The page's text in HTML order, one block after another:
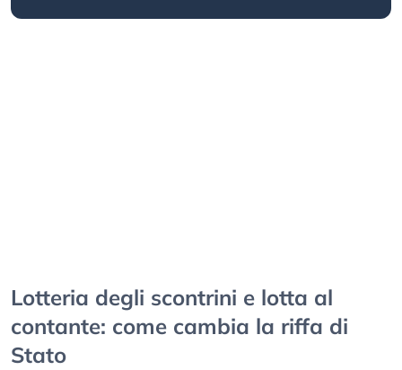
Lotteria degli scontrini e lotta al
contante: come cambia la riffa di
Stato